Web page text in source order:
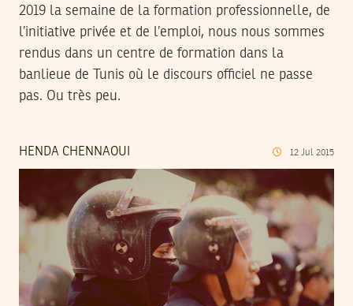
2019 la semaine de la formation professionnelle, de
l’initiative privée et de l’emploi, nous nous sommes
rendus dans un centre de formation dans la
banlieue de Tunis où le discours officiel ne passe
pas. Ou très peu.
HENDA CHENNAOUI 12 Jul 2015